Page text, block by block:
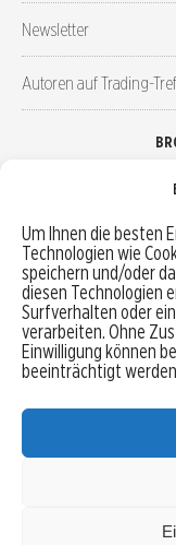
Um Ihnen die besten
Technologien wie
speichern und/oder
diesen Technologien
Surfverhalten oder
verarbeiten. Ohne
Einwilligung können
beeinträchtigt
Newsletter
Autoren auf Trading-
Robo-Advisor
Depotvergleich
Festgeld vergleichen
Tagesgeld vergleichen